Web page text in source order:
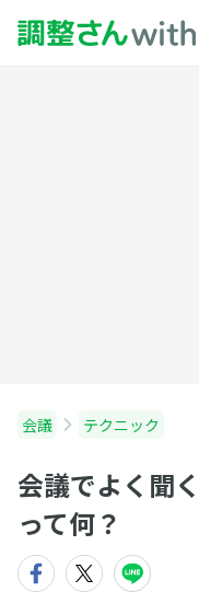
会議 テクニック
会議でよく聞
って何？